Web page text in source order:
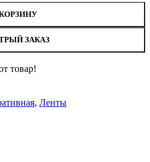
ЗАКАЗ
товар!
, Ленты